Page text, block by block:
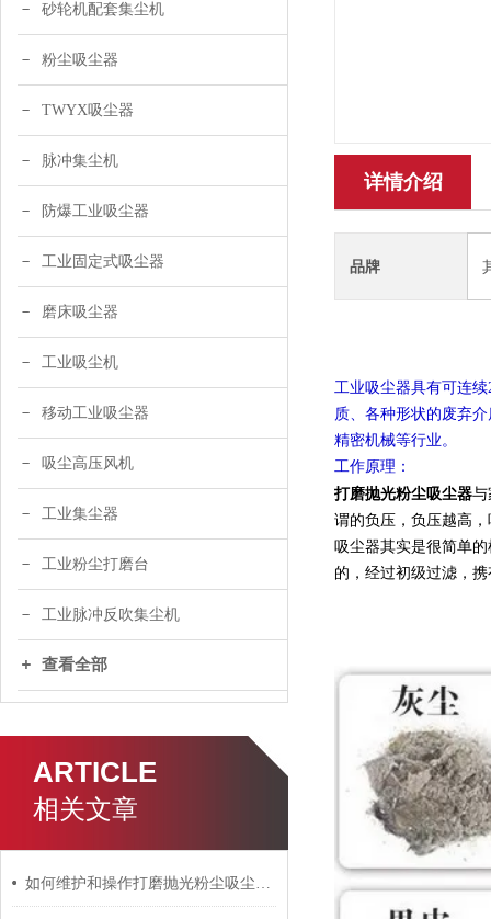
砂轮机配套集尘机
粉尘吸尘器
TWYX吸尘器
脉冲集尘机
防爆工业吸尘器
工业固定式吸尘器
磨床吸尘器
工业吸尘机
移动工业吸尘器
吸尘高压风机
工业集尘器
工业粉尘打磨台
工业脉冲反吹集尘机
查看全部
ARTICLE
相关文章
如何维护和操作打磨抛光粉尘吸尘器？
详情介绍
品牌
工业吸尘器具有可连
质、各种形状的废弃
精密机械等行业。
工作原理：
打磨抛光粉尘吸尘器与
谓的负压，负压越高
吸尘器其实是很简单
的，经过初级过滤，